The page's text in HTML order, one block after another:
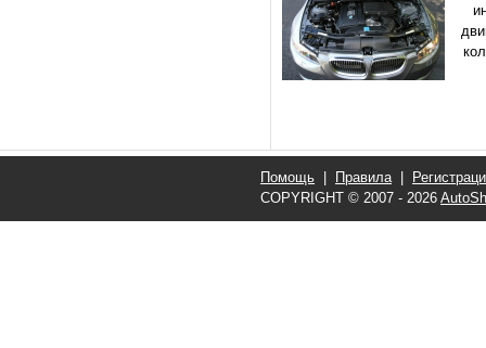
Помощь Правила|
COPYRIGHT © 2007 - 2026